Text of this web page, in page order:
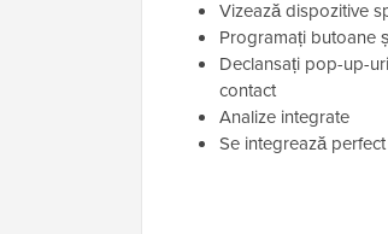
Vizează dispozitive
Programați butoane
Declansați pop-up-
contact
Analize integrate
Se integrează